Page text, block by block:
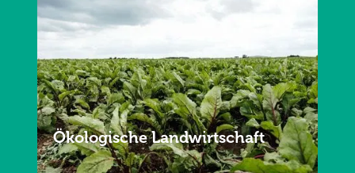
Ökologische Landwirtschaft